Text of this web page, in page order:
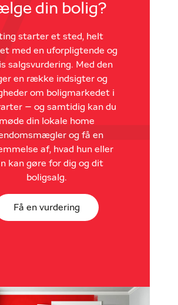
din bolig?
starter et sted, helt
med en uforpligtende og
salgsvurdering. Med den
en række indsigter og
om boligmarkedet i
– og samtidig kan du
møde din lokale home
og få en
af, hvad hun eller
kan gøre for dig og dit
boligsalg.
Få en vurdering